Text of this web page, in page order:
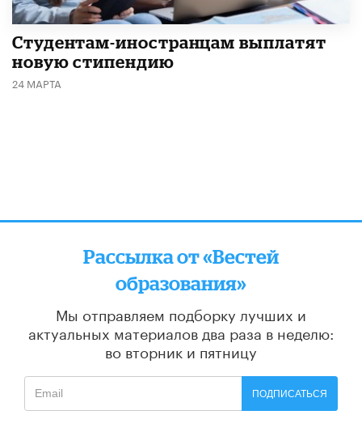
Студентам-иностранцам выплатят
новую стипендию
24 МАРТА
Рассылка от «Вестей
образования»
Мы отправляем подборку лучших и
актуальных материалов два раза в неделю:
во вторник и пятницу
ПОДПИСАТЬСЯ